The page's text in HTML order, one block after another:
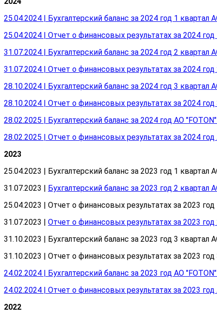
25.04.2024 | Бухгалтерский баланс за 2024 год 1 квартал
25.04.2024 | Отчет о финансовых результатах за 2024
31.07.2024 | Бухгалтерский баланс за 2024 год 2 квартал
31.07.2024 | Отчет о финансовых результатах за 2024
28.10.2024 | Бухгалтерский баланс за 2024 год 3 квартал
28.10.2024 | Отчет о финансовых результатах за 2024
28.02.2025 | Бухгалтерский баланс за 2024 год АО
28.02.2025 | Отчет о финансовых результатах за 2024
2023
25.04.2023 | Бухгалтерский баланс за 2023 год 1 квартал
31.07.2023 | Бухгалтерский баланс за 2023 год 2 квартал
25.04.2023 | Отчет о финансовых результатах за 2023
31.07.2023 | Отчет о финансовых результатах за 2023 год
31.10.2023 | Бухгалтерский баланс за 2023 год 3 квартал
31.10.2023 | Отчет о финансовых результатах за 2023
24.02.2024 | Бухгалтерский баланс за 2023 год АО
24.02.2024 | Отчет о финансовых результатах за 2023
2022